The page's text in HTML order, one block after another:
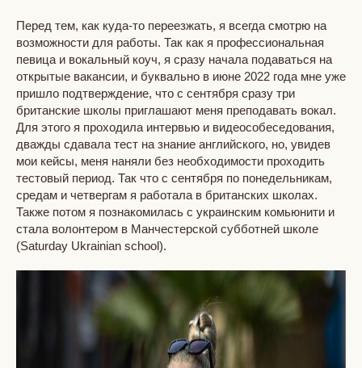
Перед тем, как куда-то переезжать, я всегда смотрю на
возможности для работы. Так как я профессиональная
певица и вокальный коуч, я сразу начала подаваться на
открытые вакансии, и буквально в июне 2022 года мне уже
пришло подтверждение, что с сентября сразу три
британские школы приглашают меня преподавать вокал.
Для этого я проходила интервью и видеособеседования,
дважды сдавала тест на знание английского, но, увидев
мои кейсы, меня наняли без необходимости проходить
тестовый период. Так что с сентября по понедельникам,
средам и четвергам я работала в британских школах.
Также потом я познакомилась с украинским комьюнити и
стала волонтером в Манчестерской субботней школе
(Saturday Ukrainian school).